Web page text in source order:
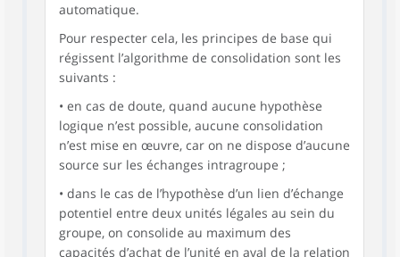
automatique.
Pour respecter cela, les principes de base qui
régissent l’algorithme de consolidation sont les
suivants :
• en cas de doute, quand aucune hypothèse
logique n’est possible, aucune consolidation
n’est mise en œuvre, car on ne dispose d’aucune
source sur les échanges intragroupe ;
• dans le cas de l’hypothèse d’un lien d’échange
potentiel entre deux unités légales au sein du
groupe, on consolide au maximum des
capacités d’achat de l’unité en aval de la relation